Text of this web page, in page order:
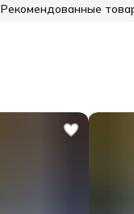
Рекомендованные